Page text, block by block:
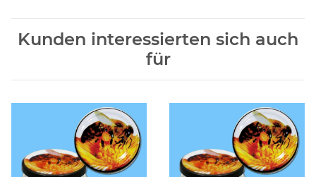
Kunden interessierten sich auch
für